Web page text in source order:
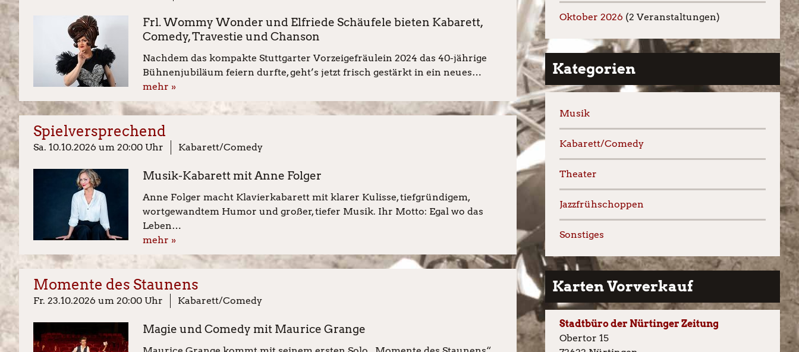
Frl. Wommy Wonder und Elfriede Schäufele bieten Kabarett,
Comedy, Travestie und Chanson
Nachdem das kompakte Stuttgarter Vorzeigefräulein 2024 das 40-jährige
Bühnenjubiläum feiern durfte, geht’s jetzt frisch gestärkt in ein neues…
mehr »
Spielversprechend
Sa. 10.10.2026 um 20:00 Uhr Kabarett/Comedy
Musik-Kabarett mit Anne Folger
Anne Folger macht Klavierkabarett mit klarer Kulisse, tiefgründigem,
wortgewandtem Humor und großer, tiefer Musik. Ihr Motto: Egal wo das
Leben…
mehr »
Momente des Staunens
Fr. 23.10.2026 um 20:00 Uhr Kabarett/Comedy
Magie und Comedy mit Maurice Grange
Oktober 2026 (2 Veranstaltungen)
Kategorien
Musik
Kabarett/Comedy
Theater
Jazzfrühschoppen
Sonstiges
Karten Vorverkauf
Stadtbüro der Nürtinger Zeitung
Obertor 15